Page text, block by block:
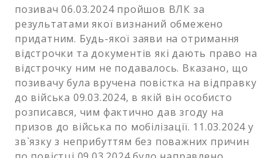
позивач 06.03.2024 пройшов ВЛК за
результатами якої визнаний обмежено
придатним. Будь-якої заяви на отримання
відстрочки та документів які дають право на
відстрочку ним не подавалось. Вказано, що
позивачу була вручена повістка на відправку
до війська 09.03.2024, в якій він особисто
розписався, чим фактично дав згоду на
призов до війська по мобілізації. 11.03.2024 у
зв`язку з неприбуттям без поважних причин